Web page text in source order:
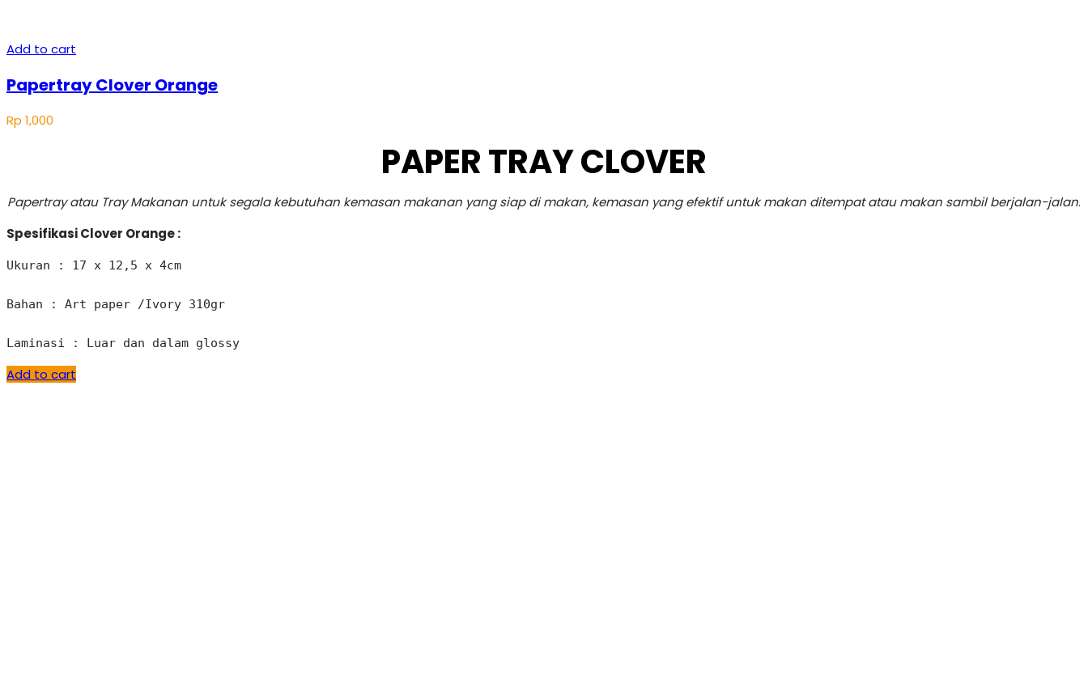
Add to cart
Papertray Clover Orange
Rp 1,000
PAPER TRAY CLOVER
Papertray atau Tray Makanan untuk segala kebutuhan kemasan makanan yang siap di makan, kemasan yang efektif untuk makan ditempat atau makan sambil berjalan-jalan.
Spesifikasi Clover Orange :
Ukuran : 17 x 12,5 x 4cm
Bahan : Art paper /Ivory 310gr
Laminasi : Luar dan dalam glossy
Add to cart